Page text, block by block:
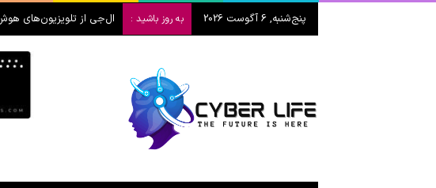
پنج‌شنبه, 6 آگوست 2026 به روز باشید : ال‌جی از تلویزیون‌های هوش مصنوعی